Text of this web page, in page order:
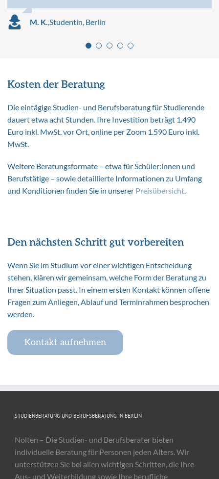
M. K.,Studentin, Berlin
T. H.,Student, Hamburg
L. S.,Absolventin, Hannover
J. R.
S. W.,Absolventin, Dresden
Kosten der Beratung
Die eintägige Studien- und Berufsberatung für Studierende
dauert etwa acht Stunden. Ihre Investition beträgt 1.490
Euro inkl. MwSt. vor Ort, online per Zoom 1.590 Euro inkl.
MwSt.
Weitere Beratungsformate – etwa für Schüler:innen und
Berufstätige – sowie detaillierte Informationen zu Umfang
und Konditionen finden Sie in unserer Preisübersicht.
Den nächsten Schritt gut vorbereiten
Wenn Sie im Studium vor einer wichtigen Entscheidung
stehen, klären wir gemeinsam, welche Form der Beratung zu
Ihrer Situation passt. In einem ersten Kontakt können offene
Fragen zum Anliegen, Ablauf und Terminrahmen besprochen
werden.
Kontakt aufnehmen
STUDIENBERATUNG UND BERUFSBERATUNG IN BERLIN
Nolten – Die Studien- und Berufsberater bieten
individuelle Beratung für Personen jeden Alters. Wir
unterstützen Sie bei allen wichtigen Schritten, die Ihre
Aus- und Weiterbildung sowie Ihre berufliche